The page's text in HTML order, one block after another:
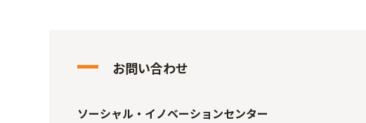
お問い合わせ
ソーシャル・イノベーションセンター